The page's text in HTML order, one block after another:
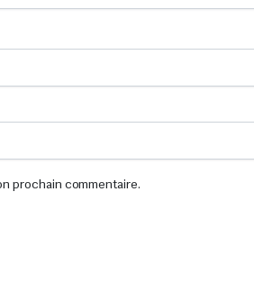
prochain commentaire.